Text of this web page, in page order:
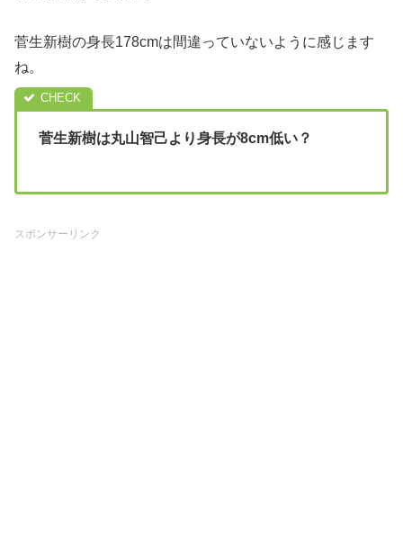
菅生新樹の身長178cmは間違っていないように感じます
ね。
菅生新樹は丸山智己より身長が8cm低い？
スポンサーリンク